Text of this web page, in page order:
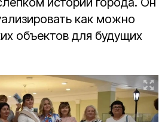
как можно
объектов для будущих